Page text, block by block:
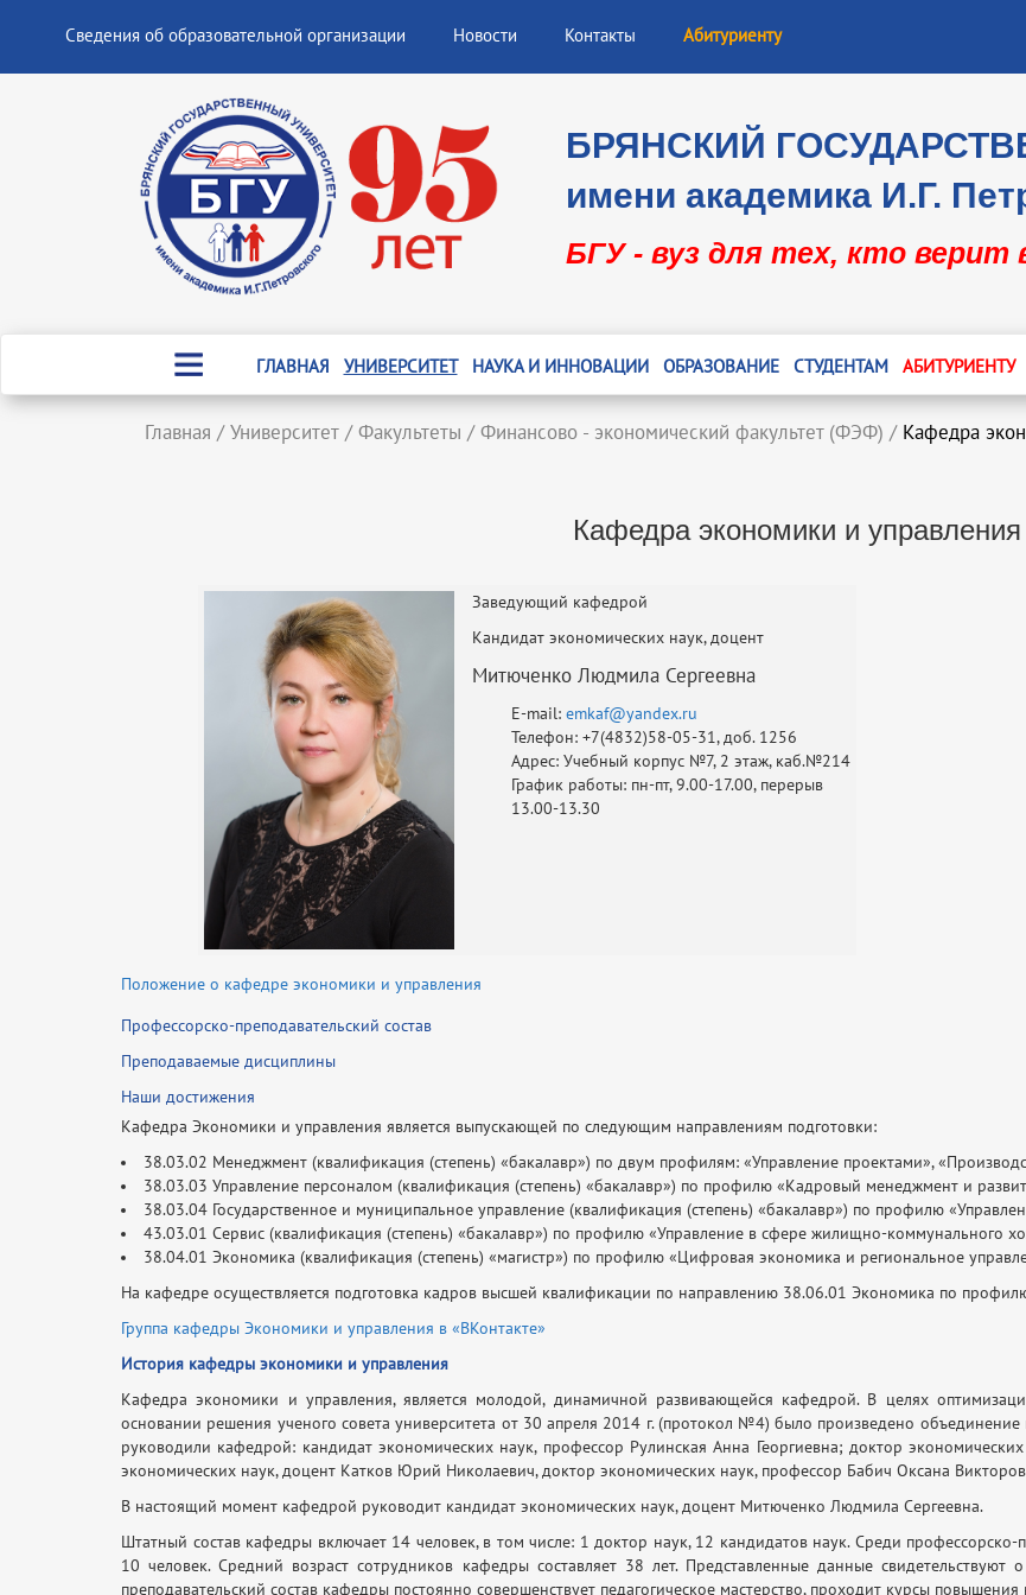
Сведения об образовательной организации Новости Контакты Абитуриенту
БРЯНСКИЙ
имени академика И.Г.
БГУ - вуз для тех, кто верит
ГЛАВНАЯ УНИВЕРСИТЕТ НАУКА И ИННОВАЦИИ ОБРАЗОВАНИЕ СТУДЕНТАМ АБИТУРИЕНТУ
Главная / Университет / Факультеты / Финансово - экономический факультет (ФЭФ) / Кафедра
Кафедра экономики и управления
Заведующий кафедрой
Кандидат экономических наук, доцент
Митюченко Людмила Сергеевна
E-mail: emkaf@yandex.ru
Телефон: +7(4832)58-05-31, доб. 1256
Адрес: Учебный корпус №7, 2 этаж, каб.№214
График работы: пн-пт, 9.00-17.00, перерыв
13.00-13.30
Положение о кафедре экономики и управления
Профессорско-преподавательский состав
Преподаваемые дисциплины
Наши достижения
Кафедра Экономики и управления является выпускающей по следующим направлениям подготовки:
38.03.02 Менеджмент (квалификация (степень) «бакалавр») по двум профилям: «Управление проектами»,
38.03.03 Управление персоналом (квалификация (степень) «бакалавр») по профилю «Кадровый менеджмент и
38.03.04 Государственное и муниципальное управление (квалификация (степень) «бакалавр») по профилю
43.03.01 Сервис (квалификация (степень) «бакалавр») по профилю «Управление в сфере жилищно-коммунального
38.04.01 Экономика (квалификация (степень) «магистр») по профилю «Цифровая экономика и региональное
На кафедре осуществляется подготовка кадров высшей квалификации по направлению 38.06.01 Экономика по
Группа кафедры Экономики и управления в «ВКонтакте»
История кафедры экономики и управления
Кафедра экономики и управления, является молодой, динамичной развивающейся кафедрой. В целях
основании решения ученого совета университета от 30 апреля 2014 г. (протокол №4) было произведено
руководили кафедрой: кандидат экономических наук, профессор Рулинская Анна Георгиевна; доктор
экономических наук, доцент Катков Юрий Николаевич, доктор экономических наук, профессор Бабич Оксана
В настоящий момент кафедрой руководит кандидат экономических наук, доцент Митюченко Людмила Сергеевна.
Штатный состав кафедры включает 14 человек, в том числе: 1 доктор наук, 12 кандидатов наук. Среди профессорско-
10 человек. Средний возраст сотрудников кафедры составляет 38 лет. Представленные данные
преподавательский состав кафедры постоянно совершенствует педагогическое мастерство, проходит курсы